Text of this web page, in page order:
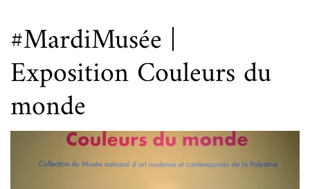
#MardiMusée |
Exposition Couleurs du
monde